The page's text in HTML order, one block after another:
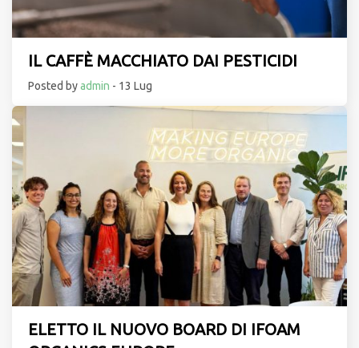
IL CAFFÈ MACCHIATO DAI PESTICIDI
Posted byadmin - 13 Lug
ELETTO IL NUOVO BOARD DI IFOAM